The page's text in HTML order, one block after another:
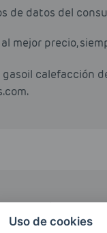
de datos del
mejor precio,
gasoil calefacción
más
la gasolina 98, lo
Uso de cookies